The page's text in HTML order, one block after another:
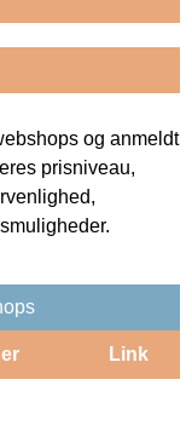
og anmeldt
prisniveau,
Link